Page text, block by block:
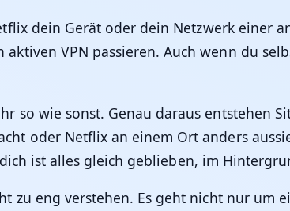
dein Gerät oder dein Netzwerk einer
aktiven VPN passieren. Auch wenn du
so wie sonst. Genau daraus entstehen
oder Netflix an einem Ort anders
ist alles gleich geblieben, im
zu eng verstehen. Es geht nicht nur um